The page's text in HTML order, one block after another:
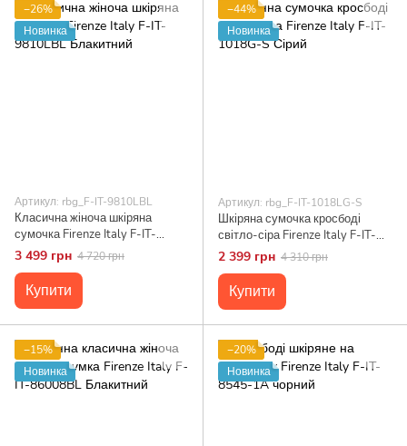
−26%
Новинка
Артикул: rbg_F-IT-9810LBL
Класична жіноча шкіряна
сумочка Firenze Italy F-IT-
9810LBL Блакитний
3 499 грн 4 720 грн
Купити
−44%
Новинка
Артикул: rbg_F-IT-1018LG-S
Шкіряна сумочка кросбоді
світло-сіра Firenze Italy F-IT-
1018G-S Сірий
2 399 грн 4 310 грн
Купити
−15%
Новинка
−20%
Новинка